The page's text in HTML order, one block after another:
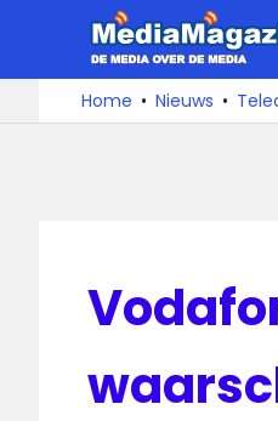
de
De
media
over
Home Nieuws